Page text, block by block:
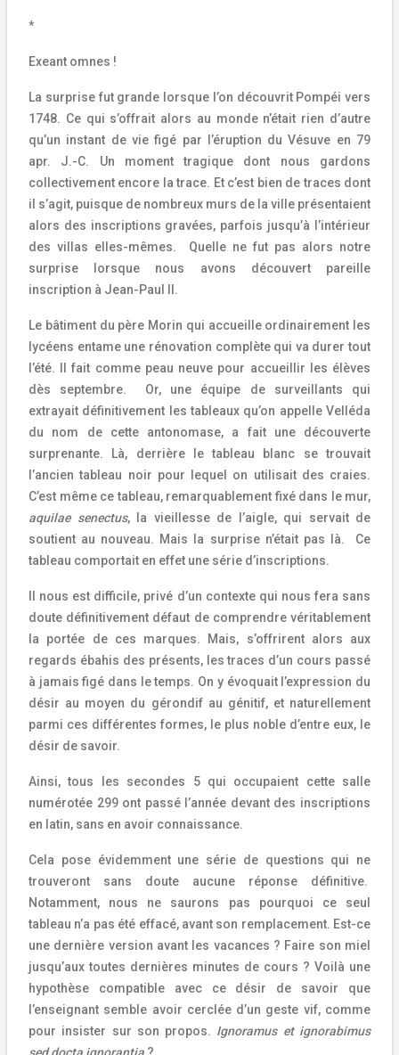
*
Exeant omnes !
La surprise fut grande lorsque l’on découvrit Pompéi vers
1748. Ce qui s’offrait alors au monde n’était rien d’autre
qu’un instant de vie figé par l’éruption du Vésuve en 79
apr. J.-C. Un moment tragique dont nous gardons
collectivement encore la trace. Et c’est bien de traces dont
il s’agit, puisque de nombreux murs de la ville présentaient
alors des inscriptions gravées, parfois jusqu’à l’intérieur
des villas elles-mêmes. Quelle ne fut pas alors notre
surprise lorsque nous avons découvert pareille
inscription à Jean-Paul II.
Le bâtiment du père Morin qui accueille ordinairement les
lycéens entame une rénovation complète qui va durer tout
l’été. Il fait comme peau neuve pour accueillir les élèves
dès septembre. Or, une équipe de surveillants qui
extrayait définitivement les tableaux qu’on appelle Velléda
du nom de cette antonomase, a fait une découverte
surprenante. Là, derrière le tableau blanc se trouvait
l’ancien tableau noir pour lequel on utilisait des craies.
C’est même ce tableau, remarquablement fixé dans le mur,
aquilae senectus, la vieillesse de l’aigle, qui servait de
soutient au nouveau. Mais la surprise n’était pas là. Ce
tableau comportait en effet une série d’inscriptions.
Il nous est difficile, privé d’un contexte qui nous fera sans
doute définitivement défaut de comprendre véritablement
la portée de ces marques. Mais, s’offrirent alors aux
regards ébahis des présents, les traces d’un cours passé
à jamais figé dans le temps. On y évoquait l’expression du
désir au moyen du gérondif au génitif, et naturellement
parmi ces différentes formes, le plus noble d’entre eux, le
désir de savoir.
Ainsi, tous les secondes 5 qui occupaient cette salle
numérotée 299 ont passé l’année devant des inscriptions
en latin, sans en avoir connaissance.
Cela pose évidemment une série de questions qui ne
trouveront sans doute aucune réponse définitive.
Notamment, nous ne saurons pas pourquoi ce seul
tableau n’a pas été effacé, avant son remplacement. Est-ce
une dernière version avant les vacances ? Faire son miel
jusqu’aux toutes dernières minutes de cours ? Voilà une
hypothèse compatible avec ce désir de savoir que
l’enseignant semble avoir cerclée d’un geste vif, comme
pour insister sur son propos. Ignoramus et ignorabimus